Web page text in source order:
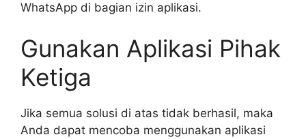
WhatsApp di bagian izin aplikasi.
Gunakan Aplikasi Pihak
Ketiga
Jika semua solusi di atas tidak berhasil, maka
Anda dapat mencoba menggunakan aplikasi